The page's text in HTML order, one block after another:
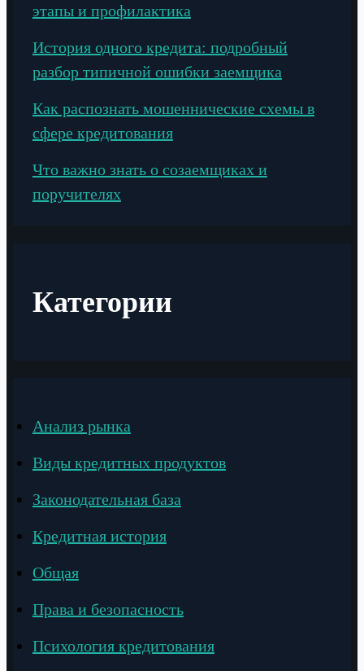
этапы и профилактика
История одного кредита: подробный
разбор типичной ошибки заемщика
Как распознать мошеннические схемы в
сфере кредитования
Что важно знать о созаемщиках и
поручителях
Категории
Анализ рынка
Виды кредитных продуктов
Законодательная база
Кредитная история
Общая
Права и безопасность
Психология кредитования